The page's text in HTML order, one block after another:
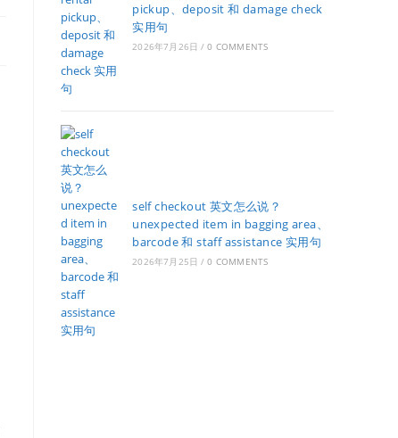
pickup、deposit 和 damage check
实用句
2026年7月26日 / 0 COMMENTS
self checkout 英文怎么说？
unexpected item in bagging area、
barcode 和 staff assistance 实用句
2026年7月25日 / 0 COMMENTS